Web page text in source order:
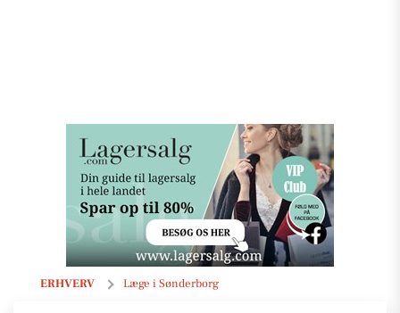
ERHVERV Læge i Sønderborg
Alment praktiserende læge Rikke Frølund Behrens ApS